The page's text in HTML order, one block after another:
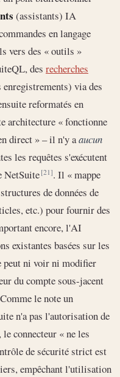
(assistants) IA
en langage
vers des « outils »
des recherches
via des
reformatés en
architecture « fonctionne
direct » – il n'y aaucun
les requêtes s'exécutent
NetSuite[21]. Il « mappe
de données de
etc.) pour fournir des
encore, l'AI
existantes basées sur les
peut ni voir ni modifier
du compte sous-jacent
le note un
n'a pas l'autorisation de
connecteur « ne les
de sécurité strict est
empêchant l'utilisation